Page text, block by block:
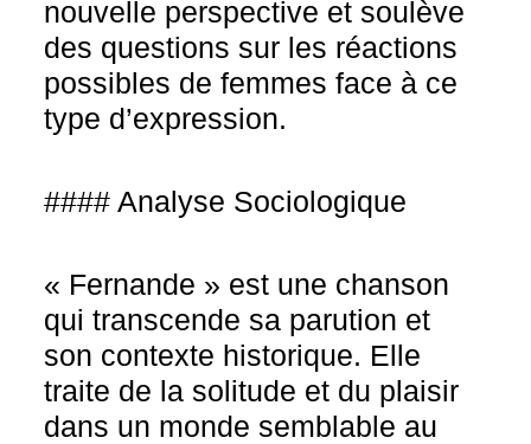
nouvelle perspective et soulève
des questions sur les réactions
possibles de femmes face à ce
type d’expression.
#### Analyse Sociologique
« Fernande » est une chanson
qui transcende sa parution et
son contexte historique. Elle
traite de la solitude et du plaisir
dans un monde semblable au